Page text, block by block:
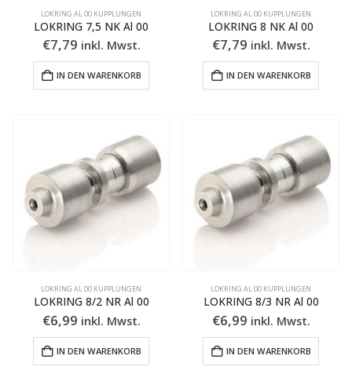
LOKRING AL 00 KUPPLUNGEN
LOKRING 7,5 NK Al 00
€7,79 inkl. Mwst.
IN DEN WARENKORB
LOKRING AL 00 KUPPLUNGEN
LOKRING 8 NK Al 00
€7,79 inkl. Mwst.
IN DEN WARENKORB
LOKRING AL 00 KUPPLUNGEN
LOKRING 8/2 NR Al 00
€6,99 inkl. Mwst.
IN DEN WARENKORB
LOKRING AL 00 KUPPLUNGEN
LOKRING 8/3 NR Al 00
€6,99 inkl. Mwst.
IN DEN WARENKORB